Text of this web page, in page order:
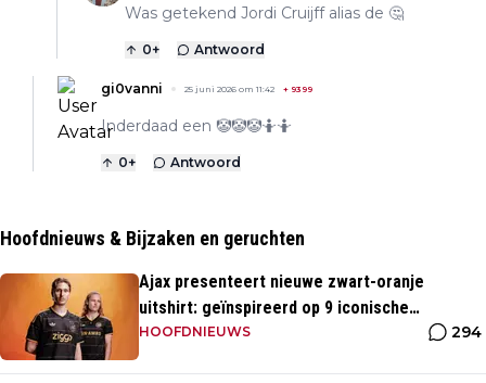
Was getekend Jordi Cruijff alias de 🤔
0+ Antwoord
gi0vanni 25 juni 2026 om 11:42 + 9399
Inderdaad een 🤡🤡🤡🤷🤷
0+ Antwoord
Hoofdnieuws & Bijzaken en geruchten
Ajax presenteert nieuwe zwart-oranje
uitshirt: geïnspireerd op 9 iconische
momenten uit clubhistorie
HOOFDNIEUWS 294